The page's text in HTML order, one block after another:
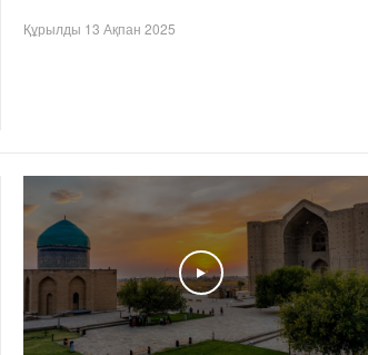
Құрылды 13 Ақпан 2025
Play